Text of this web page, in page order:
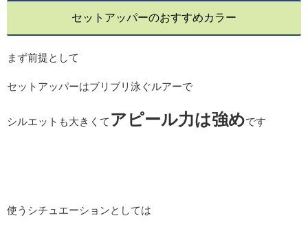
セットアッパーのおすすめカラー
まず前提として
セットアッパーはブリブリ泳ぐルアーで
シルエットも大きくて アピール力は強めです
使うシチュエーションとしては